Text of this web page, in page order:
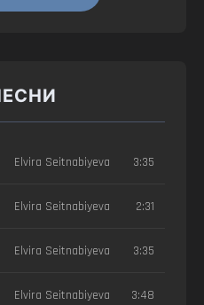
Elvira Seitnabiyeva 3:35
Elvira Seitnabiyeva 2:31
Elvira Seitnabiyeva 3:35
Elvira Seitnabiyeva 3:48